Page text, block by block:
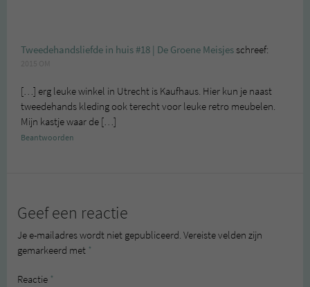
Tweedehandsliefde in huis #18 | De Groene Meisjesschreef:
[…] erg leuke winkel in Utrecht is Kaufhaus. Hier kun je naast
tweedehands kleding ook terecht voor leuke retro meubelen.
Mijn kastje waar de […]
Beantwoorden
Geef een reactie
Je e-mailadres wordt niet gepubliceerd. Vereiste velden zijn
gemarkeerd met *
Reactie *